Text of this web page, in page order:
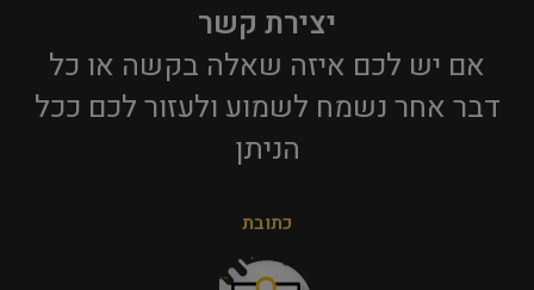
יצירת קשר
אם יש לכם איזה שאלה בקשה או כל
דבר אחר נשמח לשמוע ולעזור לכם ככל
הניתן​
כתובת